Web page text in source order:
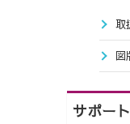
取
図
サポー